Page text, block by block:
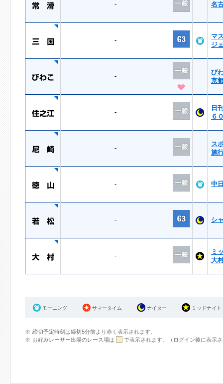
- 名
-
マ
ジ
-
び
京
-
日
６
-
ス
施
- 中
- シ
-
ミ
大
モーニング サマータイム ナイター ミッドナイト
締切予定時刻は締切5分前より赤く表示されます。
お好みレーサー出場のレース場は
で表示されます。（ログイン後に表示